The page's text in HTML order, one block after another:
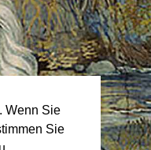
Wenn Sie
Sie